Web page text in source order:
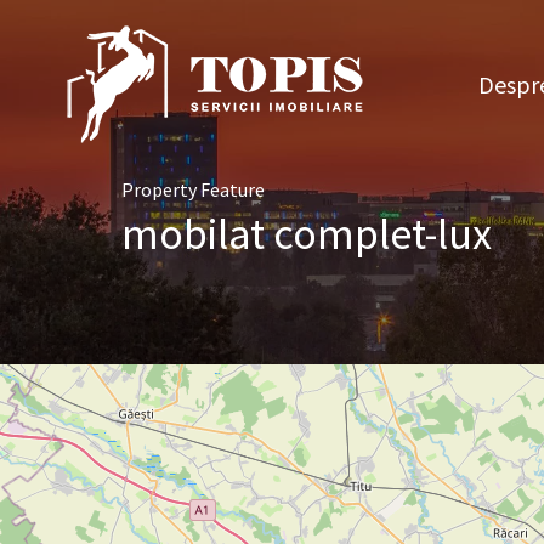
Property Feature
mobilat complet-lux